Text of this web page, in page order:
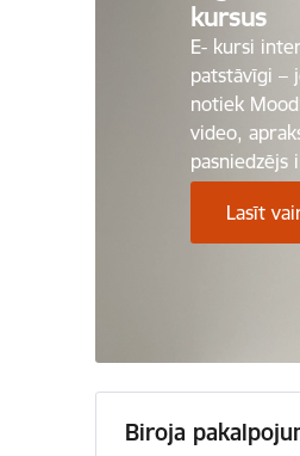
kursus
E- kursi
patstāvīgi –
notiek
video,
Lasīt
Biroja